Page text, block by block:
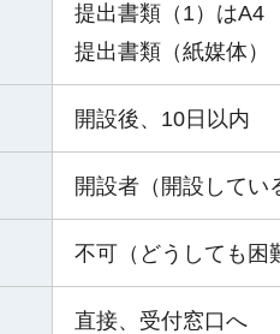
提出書類（1）はA4
提出書類（紙媒体）
開設後、10日以内
開設者（開設してい
不可（どうしても困
直接、受付窓口へ